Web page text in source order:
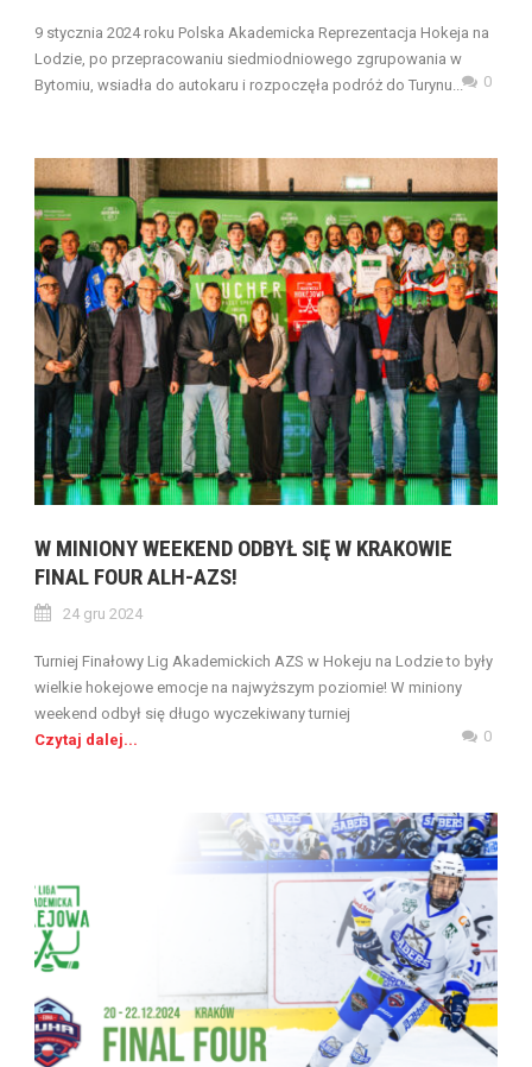
9 stycznia 2024 roku Polska Akademicka Reprezentacja Hokeja na
Lodzie, po przepracowaniu siedmiodniowego zgrupowania w
Bytomiu, wsiadła do autokaru i rozpoczęła podróż do Turynu...
0
W MINIONY WEEKEND ODBYŁ SIĘ W KRAKOWIE
FINAL FOUR ALH-AZS!
24 gru 2024
Turniej Finałowy Lig Akademickich AZS w Hokeju na Lodzie to były
wielkie hokejowe emocje na najwyższym poziomie! W miniony
weekend odbył się długo wyczekiwany turniej
Czytaj dalej...
0